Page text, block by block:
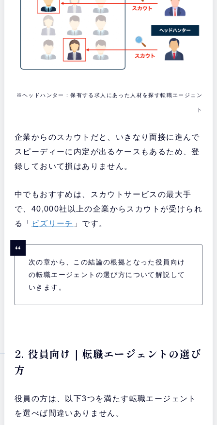
※ヘッドハンター：保有する求人にあった人材を探す転職エージェン
ト
企業からのスカウトだと、いきなり面接に進んで
スピーディーに内定が出るケースもあるため、登
録しておいて損はありません。
中でもおすすめは、スカウトサービスの最大手
で、40,000社以上の企業からスカウトが受けられ
る「
ビズリーチ 」です。
次の章から、この結論の根拠となった役員向け
の転職エージェントの選び方について解説して
いきます。
2. 役員向け｜転職エージェントの選び
方
役員の方は、以下3つを満たす転職エージェント
を選べば間違いありません。